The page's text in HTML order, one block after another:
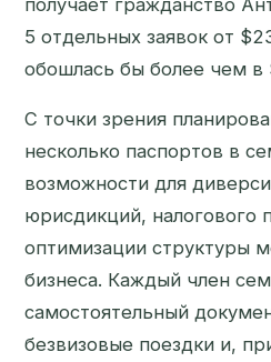
получает гражданство
5 отдельных заявок от
обошлась бы более чем в
С точки зрения
несколько паспортов в
возможности для
юрисдикций, налогового
оптимизации структуры
бизнеса. Каждый член
самостоятельный
безвизовые поездки и,